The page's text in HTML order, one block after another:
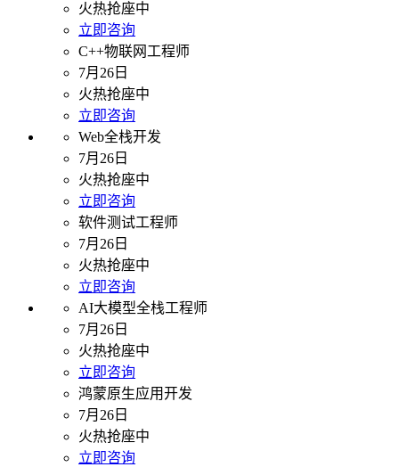
火热抢座中
立即咨询
C++物联网工程师
7月26日
火热抢座中
立即咨询
Web全栈开发
7月26日
火热抢座中
立即咨询
软件测试工程师
7月26日
火热抢座中
立即咨询
AI大模型全栈工程师
7月26日
火热抢座中
立即咨询
鸿蒙原生应用开发
7月26日
火热抢座中
立即咨询